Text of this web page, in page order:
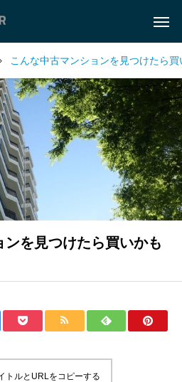
こんな中古マンションを見つけたら買
ンを見つけたら買いかも
トルとURLをコピーする